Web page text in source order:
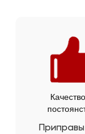
Приправы